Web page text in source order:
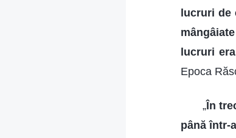
lucruri
lucruri
Epoca
„În
până într-